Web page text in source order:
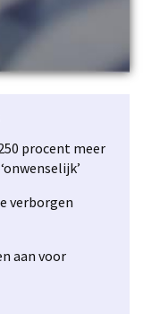
procent meer
verborgen
aan voor